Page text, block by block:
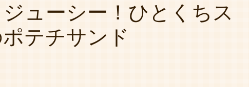
ューシー！ひとくちス
テチサンド